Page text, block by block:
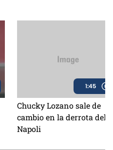
1:45
Chucky Lozano sale de
cambio en la derrota del
Napoli